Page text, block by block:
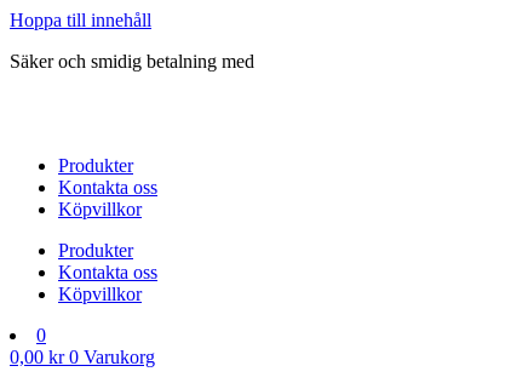
Hoppa till innehåll
Säker och smidig betalning med
Produkter
Kontakta oss
Köpvillkor
Produkter
Kontakta oss
Köpvillkor
0
0,00 kr 0 Varukorg